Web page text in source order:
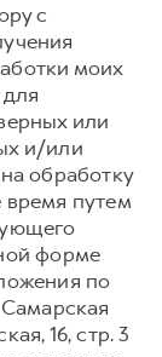
с
моих
или
и/или
обработку
путем
форме
по
16, стр. 3